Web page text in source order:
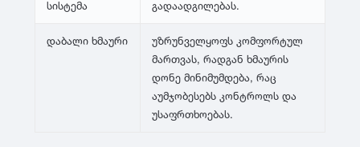
სისტემა
გადაადგილებას.
დაბალი ხმაური
უზრუნველყოფს კომფორტულ
მართვას, რადგან ხმაურის
დონე მინიმუმდება, რაც
აუმჯობესებს კონტროლს და
უსაფრთხოებას.